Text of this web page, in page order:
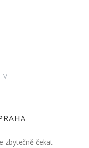
V
zbytečně čekat